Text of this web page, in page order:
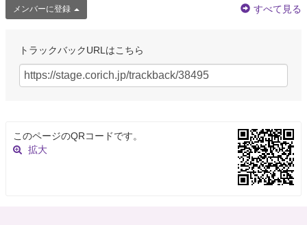
メンバーに登録 すべて見る
トラックバックURLはこちら
このページのQRコードです。
拡大